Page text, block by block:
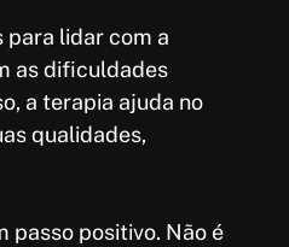
para lidar com a
as dificuldades
a terapia ajuda no
qualidades,
passo positivo. Não é